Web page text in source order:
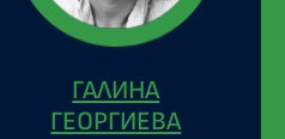
ГАЛИНА
ГЕОРГИЕВА